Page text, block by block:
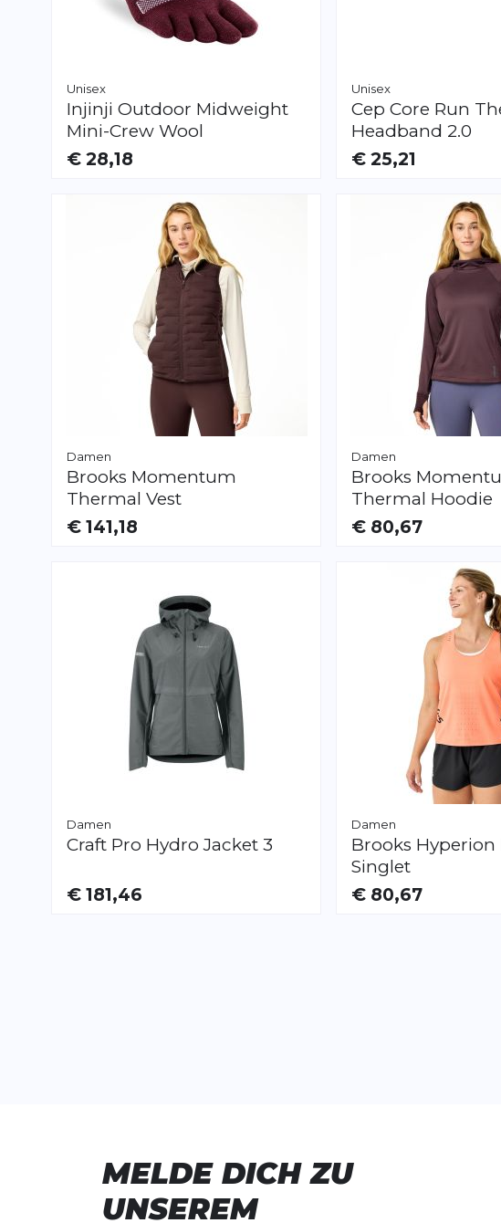
Unisex
Injinji Outdoor Midweight
Mini-Crew Wool
VERFÜGBAR
€ 28,18
Unisex
Cep Core Run
Headband 2.0
VERFÜGBAR
€ 25,21
Damen
Brooks Momentum
Thermal Vest
VERFÜGBAR
€ 141,18
Damen
Brooks
Thermal Hoodie
VERFÜGBAR
€ 80,67
Damen
Craft Pro Hydro Jacket 3
VERFÜGBAR
€ 181,46
Damen
Brooks Hyperion
Singlet
VERFÜGBAR
€ 80,67
MELDE DICH ZU
UNSEREM